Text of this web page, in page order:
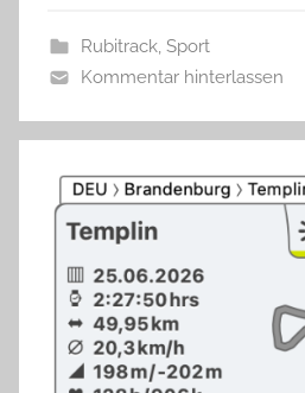
Rubitrack, Sport
Kommentar hinterlassen